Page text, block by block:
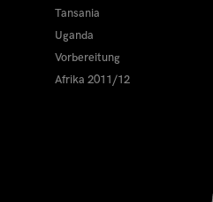
Tansania
Uganda
Vorbereitung
Afrika 2011/12